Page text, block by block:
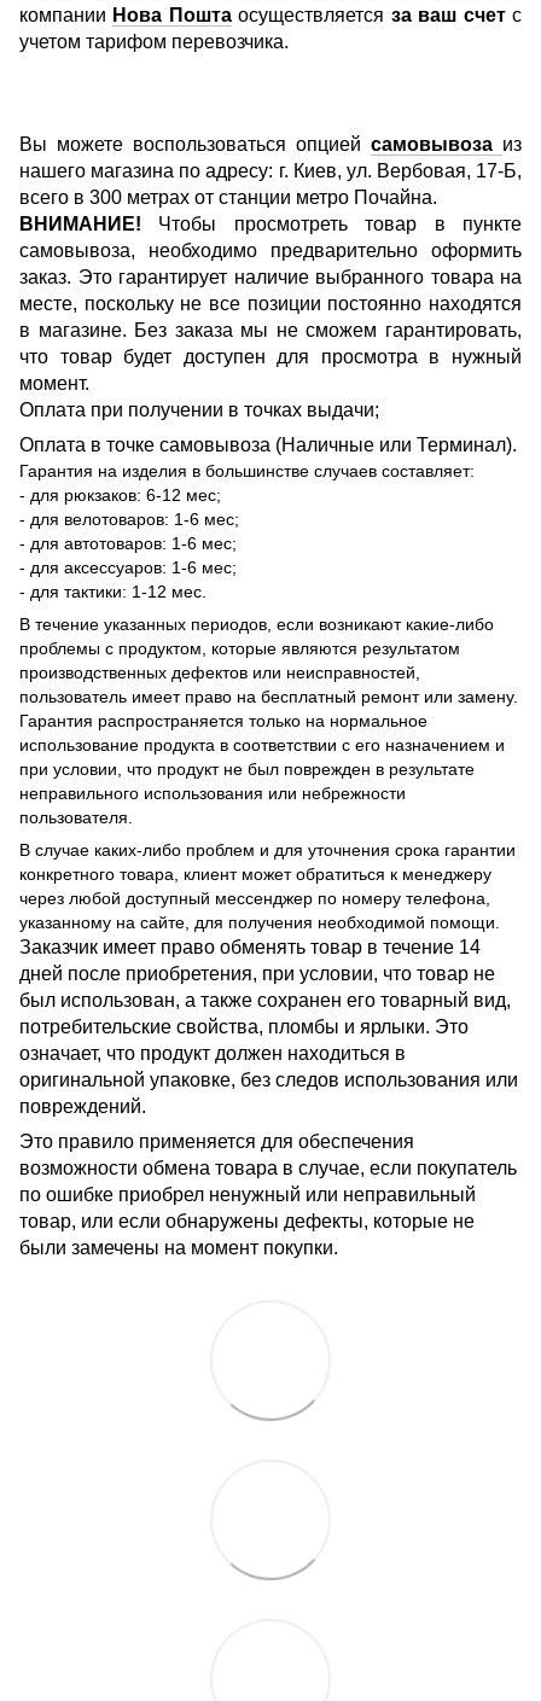
компании Нова Поштаосуществляется за ваш счетс
учетом тарифом перевозчика.
Вы можете воспользоваться опцией самовывоза из
нашего магазина по адресу: г. Киев, ул. Вербовая, 17-Б,
всего в 300 метрах от станции метро Почайна.
ВНИМАНИЕ! Чтобы просмотреть товар в пункте
самовывоза, необходимо предварительно оформить
заказ. Это гарантирует наличие выбранного товара на
месте, поскольку не все позиции постоянно находятся
в магазине. Без заказа мы не сможем гарантировать,
что товар будет доступен для просмотра в нужный
момент.
Оплата при получении в точках выдачи;
Оплата в точке самовывоза (Наличные или Терминал).
Гарантия на изделия в большинстве случаев составляет:
- для рюкзаков: 6-12 мес;
- для велотоваров: 1-6 мес;
- для автотоваров: 1-6 мес;
- для аксессуаров: 1-6 мес;
- для тактики: 1-12 мес.
В течение указанных периодов, если возникают какие-либо
проблемы с продуктом, которые являются результатом
производственных дефектов или неисправностей,
пользователь имеет право на бесплатный ремонт или замену.
Гарантия распространяется только на нормальное
использование продукта в соответствии с его назначением и
при условии, что продукт не был поврежден в результате
неправильного использования или небрежности
пользователя.
В случае каких-либо проблем и для уточнения срока гарантии
конкретного товара, клиент может обратиться к менеджеру
через любой доступный мессенджер по номеру телефона,
указанному на сайте, для получения необходимой помощи.
Заказчик имеет право обменять товар в течение 14
дней после приобретения, при условии, что товар не
был использован, а также сохранен его товарный вид,
потребительские свойства, пломбы и ярлыки. Это
означает, что продукт должен находиться в
оригинальной упаковке, без следов использования или
повреждений.
Это правило применяется для обеспечения
возможности обмена товара в случае, если покупатель
по ошибке приобрел ненужный или неправильный
товар, или если обнаружены дефекты, которые не
были замечены на момент покупки.